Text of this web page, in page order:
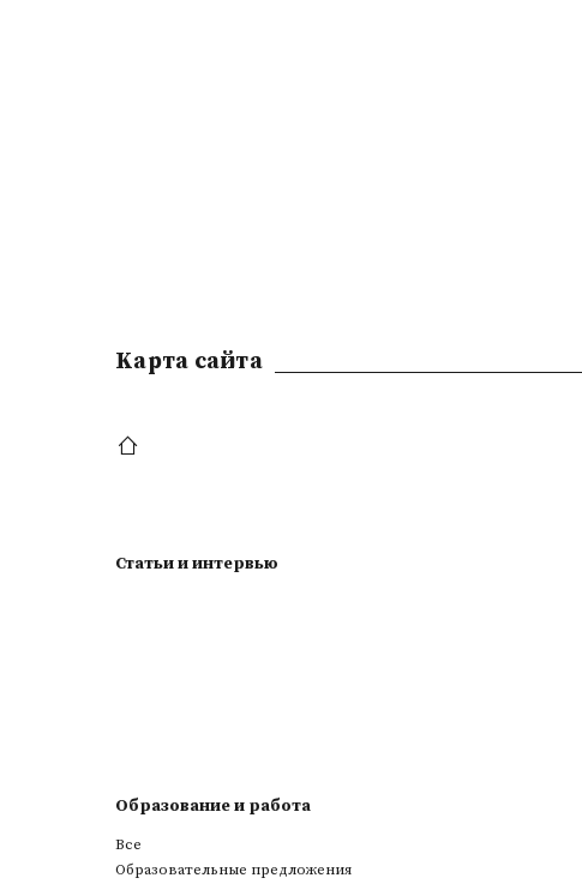
Kарта сайта
Статьи и интервью
Образование и работа
Все
Образовательные предложения